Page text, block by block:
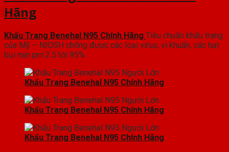
Hãng
Khẩu Trang Benehal N95 Chính Hãng Tiêu chuẩn khẩu trang
của Mỹ – NIOSH chống được các loại virus, vi khuẩn, các hạt
bụi mịn pm 2.5 tới 95%
Khẩu Trang Benehal N95 Chính Hãng
Khẩu Trang Benehal N95 Chính Hãng
Khẩu Trang Benehal N95 Chính Hãng